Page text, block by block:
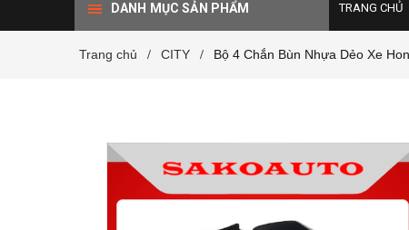
DANH MỤC SẢN PHẨM TRANG CHỦ
Trang chủ / CITY / Bộ 4 Chắn Bùn Nhựa Dẻo Xe